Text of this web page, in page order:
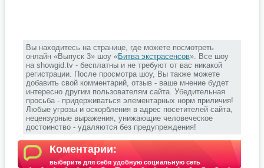
Вы находитесь на странице, где можете посмотреть
онлайн «Выпуск 3» шоу «Битва экстрасенсов». Все шоу
на showgid.tv - бесплатны и не требуют от вас никакой
регистрации. После просмотра шоу, Вы также можете
добавить свой комментарий, отзыв - ваше мнение будет
интересно другим пользователям сайта. Убедительная
просьба - придерживаться элементарных норм приличия!
Любые угрозы и оскорбления в адрес посетителей сайта,
нецензурные выражения, унижающие человеческое
достоинство - удаляются без предупреждения!
Коментарии:
выберите для себя удобную социальную сеть